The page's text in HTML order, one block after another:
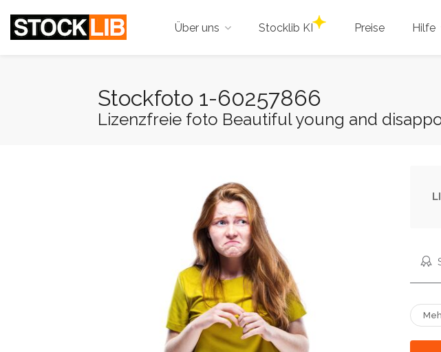
Über uns Stocklib KI Preise Hilfe
Stockfoto 1-60257866
Lizenzfreie foto Beautiful young and